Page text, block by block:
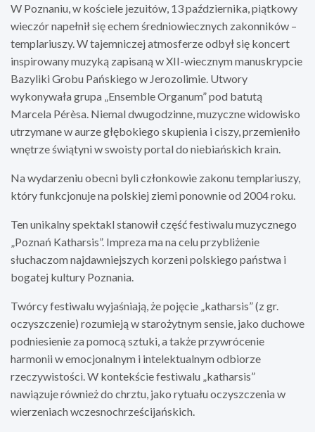
W Poznaniu, w kościele jezuitów, 13 października, piątkowy
wieczór napełnił się echem średniowiecznych zakonników –
templariuszy. W tajemniczej atmosferze odbył się koncert
inspirowany muzyką zapisaną w XII-wiecznym manuskrypcie
Bazyliki Grobu Pańskiego w Jerozolimie. Utwory
wykonywała grupa „Ensemble Organum” pod batutą
Marcela Pérèsa. Niemal dwugodzinne, muzyczne widowisko
utrzymane w aurze głębokiego skupienia i ciszy, przemieniło
wnętrze świątyni w swoisty portal do niebiańskich krain.
Na wydarzeniu obecni byli członkowie zakonu templariuszy,
który funkcjonuje na polskiej ziemi ponownie od 2004 roku.
Ten unikalny spektakl stanowił część festiwalu muzycznego
„Poznań Katharsis”. Impreza ma na celu przybliżenie
słuchaczom najdawniejszych korzeni polskiego państwa i
bogatej kultury Poznania.
Twórcy festiwalu wyjaśniają, że pojęcie „katharsis” (z gr.
oczyszczenie) rozumieją w starożytnym sensie, jako duchowe
podniesienie za pomocą sztuki, a także przywrócenie
harmonii w emocjonalnym i intelektualnym odbiorze
rzeczywistości. W kontekście festiwalu „katharsis”
nawiązuje również do chrztu, jako rytuału oczyszczenia w
wierzeniach wczesnochrześcijańskich.